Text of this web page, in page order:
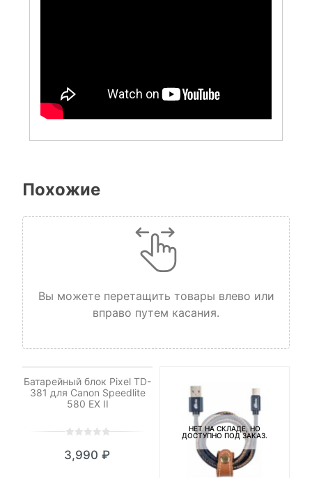
Похожие
Вы можете перетащить товары влево или
вправо путем касания.
Батарейный блок Pixel TD-
381 для Canon Speedlite
580 EX II
out
3,990 ₽
НЕТ НА СКЛАДЕ, НО
ДОСТУПНО ПОД ЗАКАЗ.